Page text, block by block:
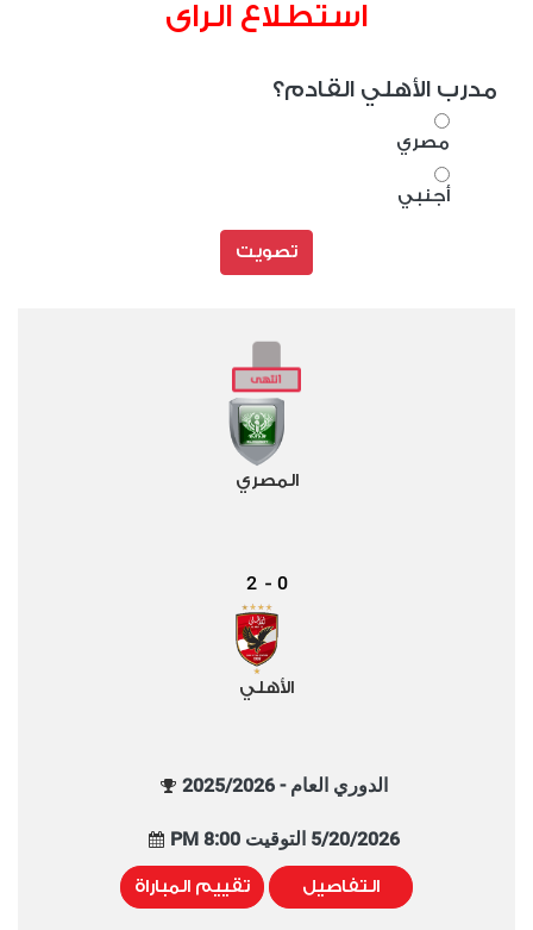
استطلاع الراى
مدرب الأهلي القادم؟
مصري
أجنبي
تصويت
المصري
0
-
2
الأهلي
الدوري العام - 2025/2026
5/20/2026 التوقيت 8:00 PM
التفاصيل تقييم المباراة